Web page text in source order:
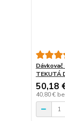
Dávkovač
TEKUTÁ
50,18
40,80 €